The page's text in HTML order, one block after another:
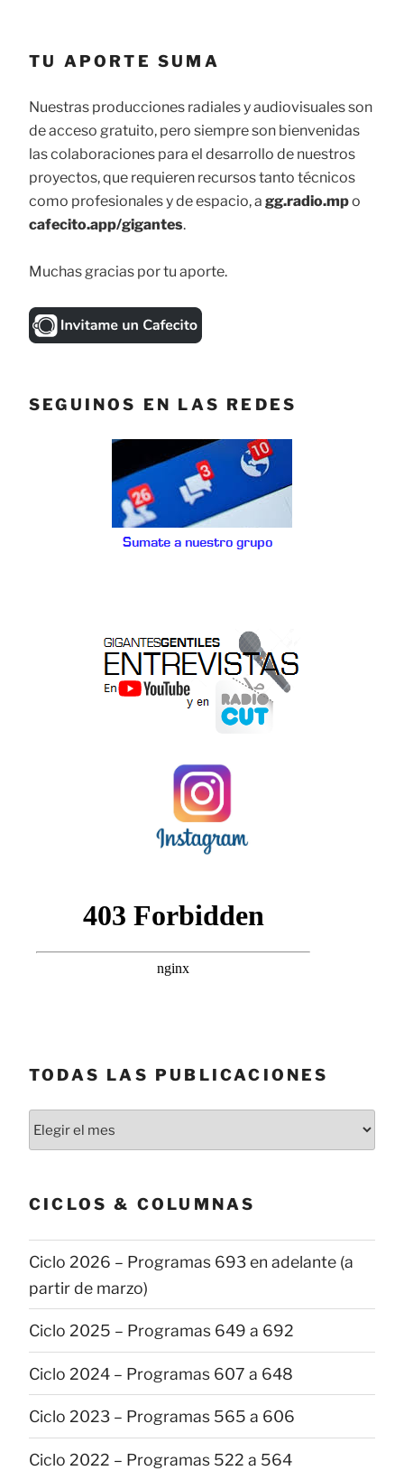
TU APORTE SUMA
Nuestras producciones radiales y audiovisuales son
de acceso gratuito, pero siempre son bienvenidas
las colaboraciones para el desarrollo de nuestros
proyectos, que requieren recursos tanto técnicos
como profesionales y de espacio, a gg.radio.mpo
cafecito.app/gigantes.
Muchas gracias por tu aporte.
SEGUINOS EN LAS REDES
TODAS LAS PUBLICACIONES
Todas
las
CICLOS & COLUMNAS
Ciclo 2026 – Programas 693 en adelante (a
partir de marzo)
Ciclo 2025 – Programas 649 a 692
Ciclo 2024 – Programas 607 a 648
Ciclo 2023 – Programas 565 a 606
Ciclo 2022 – Programas 522 a 564